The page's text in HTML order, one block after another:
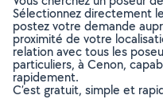
Sélectionnez directement
postez votre demande
proximité de votre
relation avec tous les
particuliers, à Cenon,
rapidement.
C’est gratuit, simple et